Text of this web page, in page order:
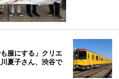
も服にする」クリエ
夏子さん、渋谷で